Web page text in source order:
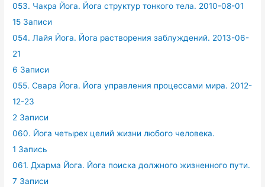
053. Чакра Йога. Йога структур тонкого тела. 2010-08-01
15 Записи
054. Лайя Йога. Йога растворения заблуждений. 2013-06-
21
6 Записи
055. Свара Йога. Йога управления процессами мира. 2012-
12-23
2 Записи
060. Йога четырех целий жизни любого человека.
1 Запись
061. Дхарма Йога. Йога поиска должного жизненного пути.
7 Записи